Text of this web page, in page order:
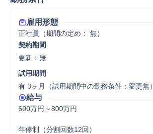
雇用形態
正社員（期間の定め： 無）
契約期間
更新：無
試用期間
有 3ヶ月（試用期間中の勤務条件：変更無）
給与
600万円～800万円
年俸制（分割回数12回）